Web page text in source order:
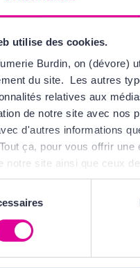
utilise des cookies.
Burdin, on (dévore)
du site. Les autres
relatives aux
de notre site avec nos
d'autres informations
ça, pour vous offrir
notre site ainsi que ceux
.
84,00 €